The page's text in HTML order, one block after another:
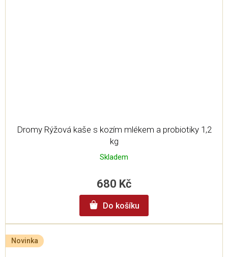
Dromy Rýžová kaše s kozím mlékem a probiotiky 1,2
kg
Skladem
680 Kč
Do košíku
Novinka